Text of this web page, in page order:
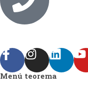
Menú teorema